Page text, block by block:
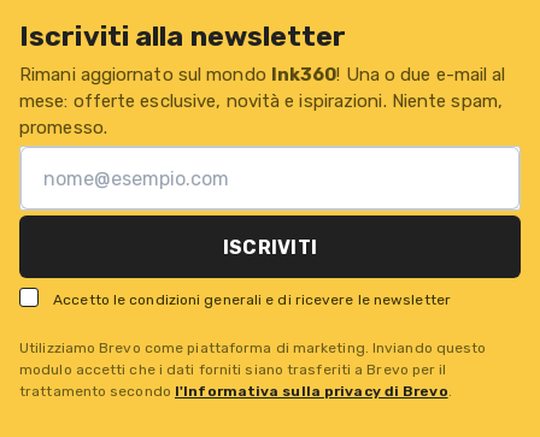
Iscriviti alla newsletter
Rimani aggiornato sul mondo Ink360! Una o due e-mail al
mese: offerte esclusive, novità e ispirazioni. Niente spam,
promesso.
ISCRIVITI
Accetto le condizioni generali e di ricevere le newsletter
Utilizziamo Brevo come piattaforma di marketing. Inviando questo
modulo accetti che i dati forniti siano trasferiti a Brevo per il
trattamento secondo l'Informativa sulla privacy di Brevo.